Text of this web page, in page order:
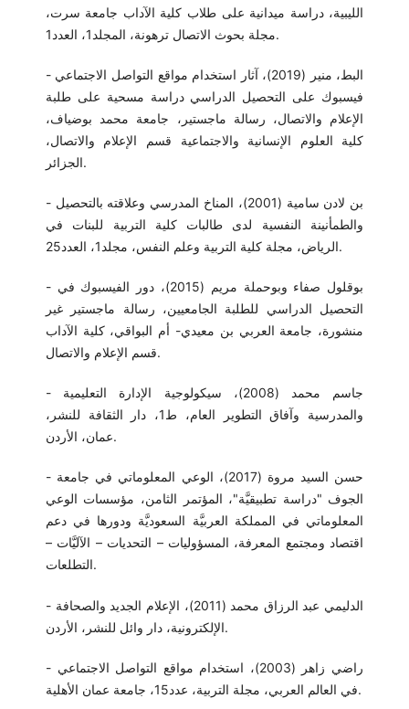
الليبية، دراسة ميدانية على طلاب كلية الآداب جامعة سرت،
مجلة بحوث الاتصال ترهونة، المجلد1، العدد1.
- البط، منير (2019)، آثار استخدام مواقع التواصل الاجتماعي
فيسبوك على التحصيل الدراسي دراسة مسحية على طلبة
الإعلام والاتصال، رسالة ماجستير، جامعة محمد بوضياف،
كلية العلوم الإنسانية والاجتماعية قسم الإعلام والاتصال،
الجزائر.
- بن لادن سامية (2001)، المناخ المدرسي وعلاقته بالتحصيل
والطمأنينة النفسية لدى طالبات كلية التربية للبنات في
الرياض، مجلة كلية التربية وعلم النفس، مجلد1، العدد25.
- بوقلول صفاء وبوحملة مريم (2015)، دور الفيسبوك في
التحصيل الدراسي للطلبة الجامعيين، رسالة ماجستير غير
منشورة، جامعة العربي بن معيدي- أم البواقي، كلية الآداب
قسم الإعلام والاتصال.
- جاسم محمد (2008)، سيكولوجية الإدارة التعليمية
والمدرسية وآفاق التطوير العام، ط1، دار الثقافة للنشر،
عمان، الأردن.
- حسن السيد مروة (2017)، الوعي المعلوماتي في جامعة
الجوف "دراسة تطبيقيَّة"، المؤتمر الثامن، مؤسسات الوعي
المعلوماتي في المملكة العربيَّة السعوديَّة ودورها في دعم
اقتصاد ومجتمع المعرفة، المسؤوليات – التحديات – الآليَّات –
التطلعات.
- الدليمي عبد الرزاق محمد (2011)، الإعلام الجديد والصحافة
الإلكترونية، دار وائل للنشر، الأردن.
- راضي زاهر (2003)، استخدام مواقع التواصل الاجتماعي
في العالم العربي، مجلة التربية، عدد15، جامعة عمان الأهلية.